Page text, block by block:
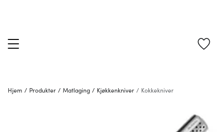
Hjem / Produkter / Matlaging / Kjøkkenkniver / Kokkekniver